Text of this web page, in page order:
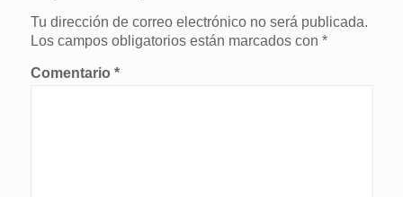
Tu dirección de correo electrónico no será publicada.
Los campos obligatorios están marcados con *
Comentario *